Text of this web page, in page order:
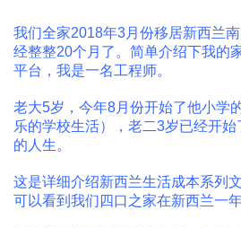
我们全家2018年3月份移居新西兰
经整整20个月了。简单介绍下我的
平台，我是一名工程师。
老大5岁，今年8月份开始了他小学
乐的学校生活），老二3岁已经开
的人生。
这是详细介绍新西兰生活成本系列
可以看到我们四口之家在新西兰一